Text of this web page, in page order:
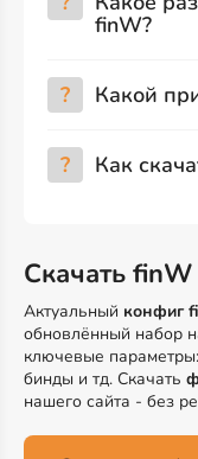
finW?
? Какой
? Как
Скачать
Актуальный конфиг
обновлённый набор
ключевые
бинды и тд. Скачать
нашего сайта - без